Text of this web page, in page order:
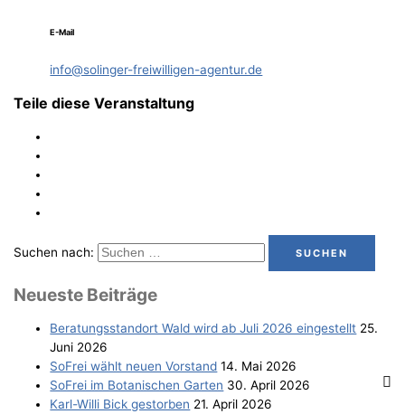
E-Mail
info@solinger-freiwilligen-agentur.de
Teile diese Veranstaltung
Suchen nach:
Neu­es­te Beiträge
Bera­tungs­stand­ort Wald wird ab Juli 2026 eingestellt 25.
Juni 2026
SoFrei wählt neu­en Vorstand 14. Mai 2026
SoFrei im Bota­ni­schen Garten 30. April 2026
Karl-Wil­li Bick gestorben 21. April 2026